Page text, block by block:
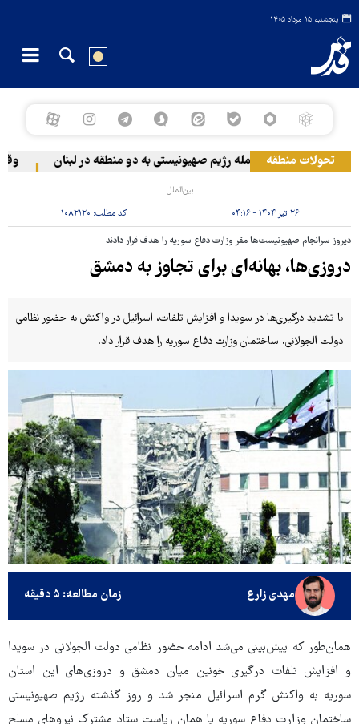
پنجشنبه ۱۵ مرداد ۱۴۰۵
تحولات منطقهحمله رژیم صهیونیستی به دو منطقه در لبنان وقوع
بین‌الملل
۲۶ تیر ۱۴۰۴ - ۰۴:۱۶ کد مطلب: ۱۰۸۲۱۲۰
دیروز سرانجام صهیونیست‌ها مقر وزارت دفاع سوریه را هدف قرار دادند
دروزی‌ها، بهانه‌ای برای تجاوز به دمشق
با تشدید درگیری‌ها در سویدا و افزایش تلفات، اسرائیل در واکنش به حضور نظامی
دولت الجولانی، ساختمان وزارت دفاع سوریه را هدف قرار داد.
مهدی زارع زمان مطالعه: ۵ دقیقه
همان‌طور که پیش‌بینی می‌شد ادامه حضور نظامی دولت الجولانی در سویدا
و افزایش تلفات درگیری خونین میان دمشق و دروزی‌های این استان
سوریه به واکنش گرم اسرائیل منجر شد و روز گذشته رژیم صهیونیستی
ساختمان وزارت دفاع سوریه یا همان ریاست ستاد مشترک نیروهای مسلح